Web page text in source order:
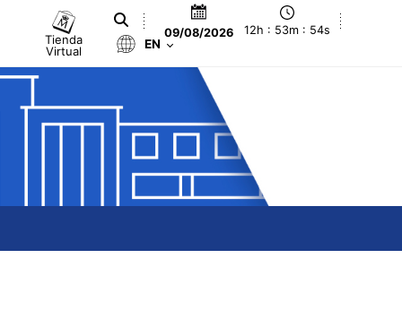
Tienda
Virtual
09/08/2026 12h : 53m : 55s
EN